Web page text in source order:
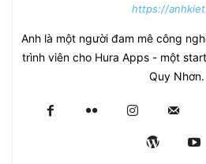
https://
Anh là một người đam mê công
trình viên cho Hura Apps - một
Quy Nhơn.